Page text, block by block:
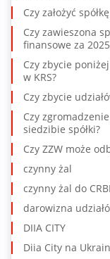
Czy założyć
Czy zawieszona
finansowe za
Czy zbycie
w KRS?
Czy zbycie
Czy
siedzibie spółki?
Czy ZZW może
czynny żal
czynny żal do
darowizna
DIIA CITY
Diia City na